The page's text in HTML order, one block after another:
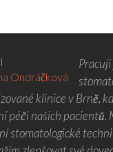
Ondráčková
klinice v Brně,
péči našich pacientů.
stomatologické